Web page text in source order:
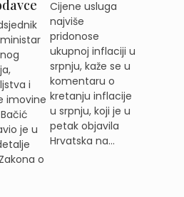
i
imovine
je u
o
Cijene usluga
najviše
pridonose
ukupnoj inflaciji u
srpnju, kaže se u
komentaru o
kretanju inflacije
u srpnju, koji je u
petak objavila
Hrvatska na...